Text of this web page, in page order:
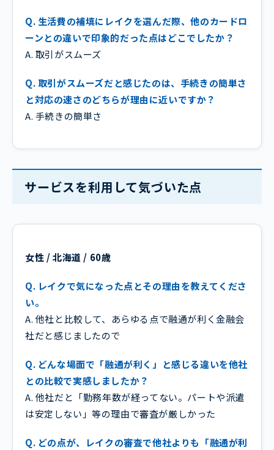
Q. 生活費の補填にレイクを選んだ際、他のカードロ
ーンとの違いで印象的だった点はどこでしたか？
A. 取引がスムーズ
Q. 取引がスムーズだと感じたのは、手続きの簡単さ
と対応の速さのどちらが理由に近いですか？
A. 手続きの簡単さ
サービスを利用して気づいた点
女性 / 北海道 / 60歳
Q. レイクで気になった点とその理由を教えてくださ
い。
A. 他社と比較して、あらゆる点で融通が利く金融会
社だと感じましたので
Q. どんな場面で「融通が利く」と感じる違いを他社
との比較で実感しましたか？
A. 他社だと「勤務年数が経ってない。パートや派遣
は安定しない」等の理由で審査が厳しかった
Q. どの点が、レイクの審査で他社よりも「融通が利